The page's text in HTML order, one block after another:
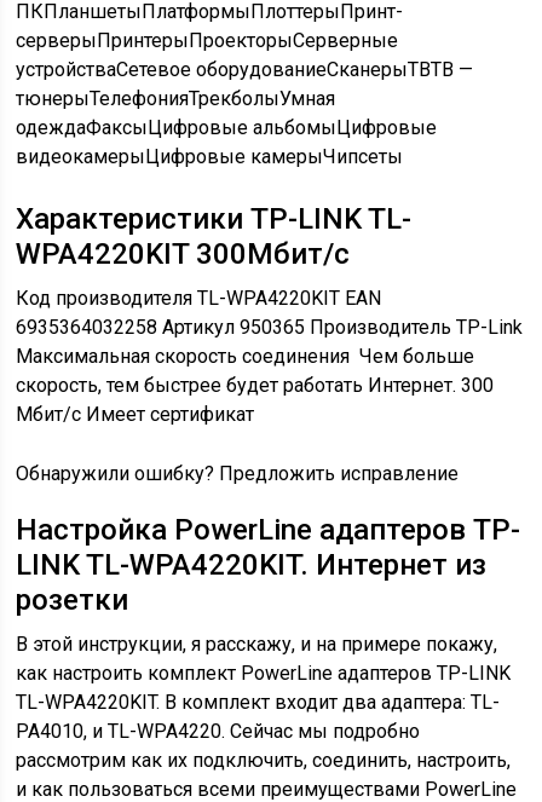
ПКПланшетыПлатформыПлоттерыПринт-
серверыПринтерыПроекторыСерверные
устройстваСетевое оборудованиеСканерыТВТВ —
тюнерыТелефонияТрекболыУмная
одеждаФаксыЦифровые альбомыЦифровые
видеокамерыЦифровые камерыЧипсеты
Характеристики TP-LINK TL-
WPA4220KIT 300Мбит/с
Код производителяTL-WPA4220KIT EAN
6935364032258Артикул950365 ПроизводительTP-Link
Максимальная скорость соединенияЧем больше
скорость, тем быстрее будет работать Интернет. 300
Мбит/с Имеет сертификат
Обнаружили ошибку? Предложить исправление
Настройка PowerLine адаптеров TP-
LINK TL-WPA4220KIT. Интернет из
розетки
В этой инструкции, я расскажу, и на примере покажу,
как настроить комплект PowerLine адаптеров TP-LINK
TL-WPA4220KIT. В комплект входит два адаптера: TL-
PA4010, и TL-WPA4220. Сейчас мы подробно
рассмотрим как их подключить, соединить, настроить,
и как пользоваться всеми преимуществами PowerLine